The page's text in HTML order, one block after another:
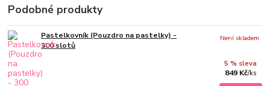
Podobné produkty
Pastelkovník (Pouzdro na pastelky) -
300 slotů
5 % sleva
849 Kč/ks
Není skladem